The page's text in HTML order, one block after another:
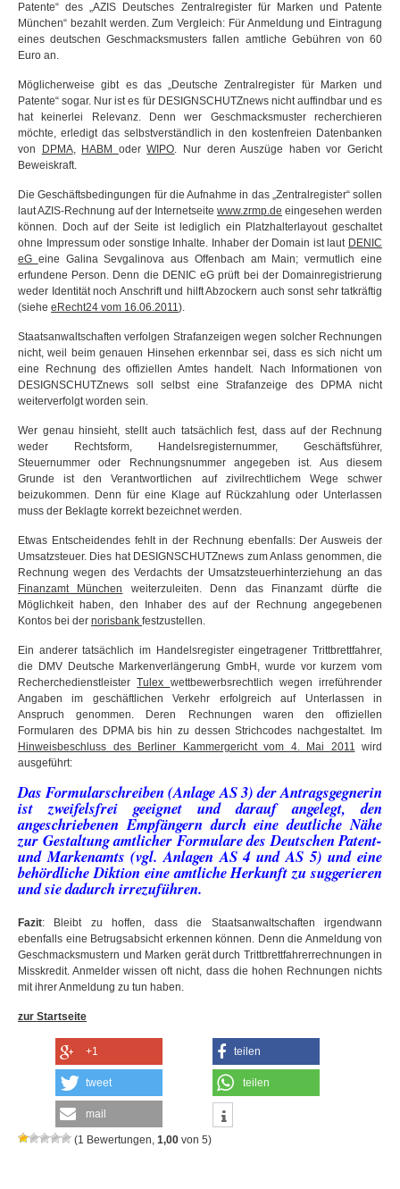
Patente“ des „AZIS Deutsches Zentralregister für Marken und Patente
München“ bezahlt werden. Zum Vergleich: Für Anmeldung und Eintragung
eines deutschen Geschmacksmusters fallen amtliche Gebühren von 60
Euro an.
Möglicherweise gibt es das „Deutsche Zentralregister für Marken und
Patente“ sogar. Nur ist es für DESIGNSCHUTZnews nicht auffindbar und es
hat keinerlei Relevanz. Denn wer Geschmacksmuster recherchieren
möchte, erledigt das selbstverständlich in den kostenfreien Datenbanken
von
DPMA, HABM oderWIPO. Nur deren Auszüge haben vor Gericht
Beweiskraft.
Die Geschäftsbedingungen für die Aufnahme in das „Zentralregister“ sollen
laut AZIS-Rechnung auf der Internetseite www.zrmp.de eingesehen werden
können. Doch auf der Seite ist lediglich ein Platzhalterlayout geschaltet
ohne Impressum oder sonstige Inhalte. Inhaber der Domain ist laut DENIC
eG eine Galina Sevgalinova aus Offenbach am Main; vermutlich eine
erfundene Person. Denn die DENIC eG prüft bei der Domainregistrierung
weder Identität noch Anschrift und hilft Abzockern auch sonst sehr tatkräftig
(siehe eRecht24 vom 16.06.2011).
Staatsanwaltschaften verfolgen Strafanzeigen wegen solcher Rechnungen
nicht, weil beim genauen Hinsehen erkennbar sei, dass es sich nicht um
eine Rechnung des offiziellen Amtes handelt. Nach Informationen von
DESIGNSCHUTZnews soll selbst eine Strafanzeige des DPMA nicht
weiterverfolgt worden sein.
Wer genau hinsieht, stellt auch tatsächlich fest, dass auf der Rechnung
weder Rechtsform, Handelsregisternummer, Geschäftsführer,
Steuernummer oder Rechnungsnummer angegeben ist. Aus diesem
Grunde ist den Verantwortlichen auf zivilrechtlichem Wege schwer
beizukommen. Denn für eine Klage auf Rückzahlung oder Unterlassen
muss der Beklagte korrekt bezeichnet werden.
Etwas Entscheidendes fehlt in der Rechnung ebenfalls: Der Ausweis der
Umsatzsteuer. Dies hat DESIGNSCHUTZnews zum Anlass genommen, die
Rechnung wegen des Verdachts der Umsatzsteuerhinterziehung an das
Finanzamt München
weiterzuleiten. Denn das Finanzamt dürfte die
Möglichkeit haben, den Inhaber des auf der Rechnung angegebenen
Kontos bei der norisbank festzustellen.
Ein anderer tatsächlich im Handelsregister eingetragener Trittbrettfahrer,
die DMV Deutsche Markenverlängerung GmbH, wurde vor kurzem vom
RecherchedienstleisterTulex wettbewerbsrechtlich wegen irreführender
Angaben im geschäftlichen Verkehr erfolgreich auf Unterlassen in
Anspruch genommen. Deren Rechnungen waren den offiziellen
Formularen des DPMA bis hin zu dessen Strichcodes nachgestaltet. Im
Hinweisbeschluss des Berliner Kammergericht vom 4. Mai 2011 wird
ausgeführt:
Das Formularschreiben (Anlage AS 3) der Antragsgegnerin
ist zweifelsfrei geeignet und darauf angelegt, den
angeschriebenen Empfängern durch eine deutliche Nähe
zur Gestaltung amtlicher Formulare des Deutschen Patent-
und Markenamts (vgl. Anlagen AS 4 und AS 5) und eine
behördliche Diktion eine amtliche Herkunft zu suggerieren
und sie dadurch irrezuführen.
Fazit: Bleibt zu hoffen, dass die Staatsanwaltschaften irgendwann
ebenfalls eine Betrugsabsicht erkennen können. Denn die Anmeldung von
Geschmacksmustern und Marken gerät durch Trittbrettfahrerrechnungen in
Misskredit. Anmelder wissen oft nicht, dass die hohen Rechnungen nichts
mit ihrer Anmeldung zu tun haben.
zur Startseite
+1 teilen
tweet teilen
mail
(1 Bewertungen, 1,00 von 5)